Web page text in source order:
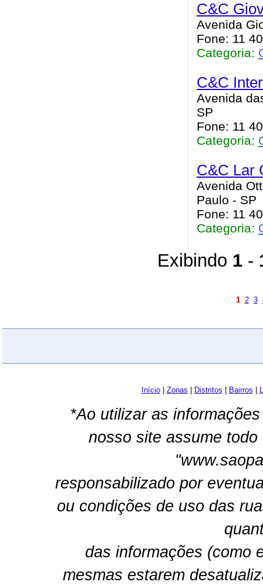
C&C
Avenida
Fone: 11
Categoria:
C&C
Avenida
SP
Fone: 11
Categoria:
C&C Lar
Avenida
Paulo - SP
Fone: 11
Categoria:
Exibindo 1-
1 2 3
Início| Zonas Distritos Bairros
*Ao utilizar as
nosso site assume
responsabilizado por
ou condições de uso das
das informações (como
mesmas estarem